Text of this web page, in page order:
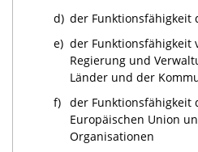
d) der Funktionsfähigkeit
e) der Funktionsfähigkeit
Regierung und
Länder und der
f) der Funktionsfähigkeit
Europäischen Union
Organisationen